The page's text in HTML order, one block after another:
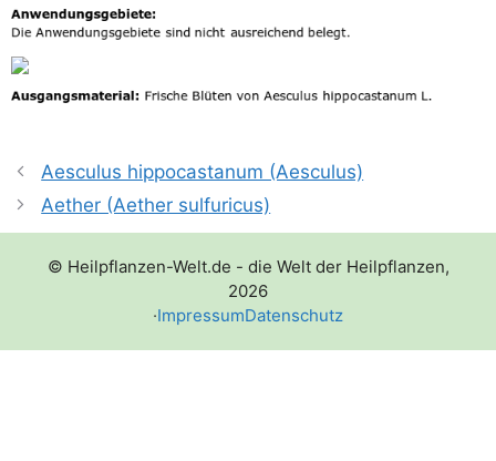
Aesculus hippocastanum (Aesculus)
Aether (Aether sulfuricus)
© Heilpflanzen-Welt.de - die Welt der Heilpflanzen,
2026
·ImpressumDatenschutz